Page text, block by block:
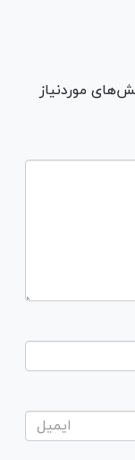
موردنیاز